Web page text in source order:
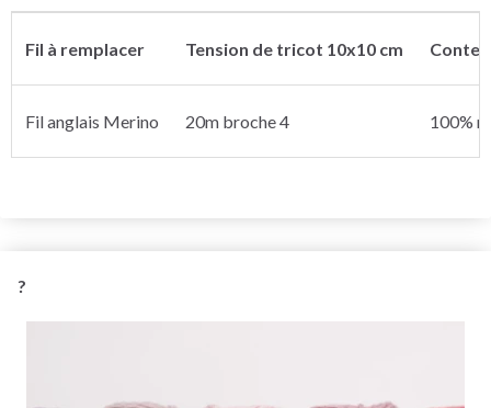
Fil à remplacer Tension de tricot 10x10 cm
Fil anglais Merino 20m broche 4 100%
?